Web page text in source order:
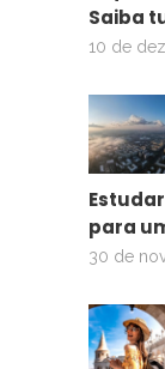
Saiba
10 de
para
30 de